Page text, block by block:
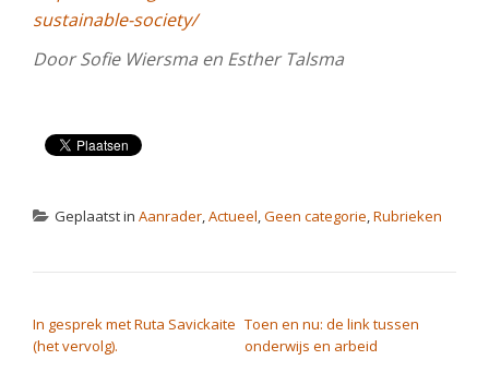
sustainable-society/
Door Sofie Wiersma en Esther Talsma
Geplaatst in Aanrader,Actueel,Geen categorie,Rubrieken
In gesprek met Ruta Savickaite
(het vervolg).
Toen en nu: de link tussen
onderwijs en arbeid